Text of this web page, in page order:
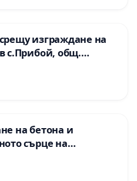
изграждане на
с.Прибой, общ.
на бетона и
сърце на
във Враца